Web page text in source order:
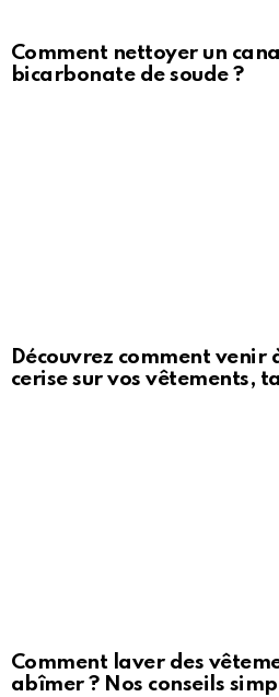
Comment nettoyer un
bicarbonate de soude ?
Découvrez comment venir
cerise sur vos vêtements,
Comment laver des
abîmer ? Nos conseils